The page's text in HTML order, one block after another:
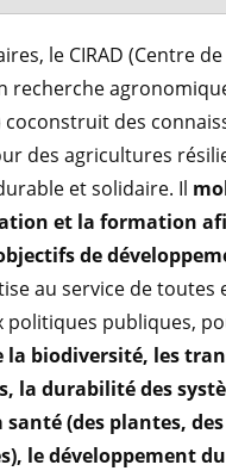
le CIRAD (Centre
recherche
des
des agricultures
et solidaire. Il
et la formation
de
au service de toutes
politiques publiques,
la biodiversité, les
la durabilité des
(des plantes,
le développement